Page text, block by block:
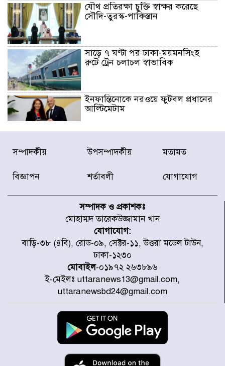
যৌথ প্রতিরক্ষা চুক্তি স্বাক্ষর করেছে
সৌদি-তুরস্ক-পাকিস্তান
সাড়ে ৭ ঘণ্টা পর ঢাকা-ময়মনসিংহ
রুটে ট্রেন চলাচল স্বাভাবিক
ইনফান্তিনোকে নরওয়ে ফুটবল প্রধানের
আল্টিমেটাম
দেশে ভারি বৃষ্টির সতর্কবার্তা, ১০
জেলায় বন্যার পূর্বাভাস
স্থাপনের উদ্যোগ চান মিয়া ব্যাপারীর
৭ জেলায় ঝোড়ো হাওয়াসহ বজ্রবৃষ্টির
শঙ্কা
বগুড়া ও সিলেটে সড়ক দুর্ঘটনায় নিহত
১৫
জুলাইয়ে দেশজুড়ে ৪৫৮টি সড়ক
দুর্ঘটনায় ৪১৬ জন নিহত হয়েছেন
সম্পাদকীয় উপসম্পাদকীয় মতামত
বিজ্ঞাপন শর্তাবলী যোগাযোগ
সম্পাদক ও প্রকাশকঃ
মোহাম্মদ তারেকউজ্জামান খান
যোগাযোগ:
বাড়ি-৩৮ (৪বি), রোড-০৯, সেক্টর-১১, উত্তরা মডেল টাউন,
ঢাকা-১২৩০
মোবাইল-০১৯৭২ ২৬৩৮৯৬
ই-মেইলঃ uttaranews13@gmail.com,
uttaranewsbd24@gmail.com